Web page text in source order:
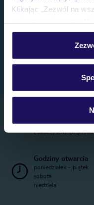
Klikając „Zezwól na
personalizować swój
Szczegółowe
Telefoniczne
22 270 31 20
Całkowity koszt
Godziny otwarcia
poniedziałek - piątek
sobota
niedziela